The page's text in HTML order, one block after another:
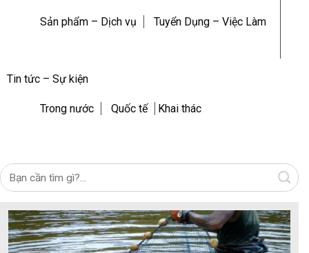
Sản phẩm – Dịch vụ Tuyển Dụng – Việc Làm
Tin tức – Sự kiện
Trong nước Quốc tế Khai thác